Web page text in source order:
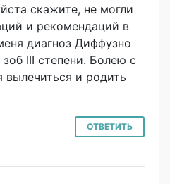
скажите, не могли
и рекомендаций в
диагноз Диффузно
III степени. Болею с
вылечиться и родить
ОТВЕТИТЬ